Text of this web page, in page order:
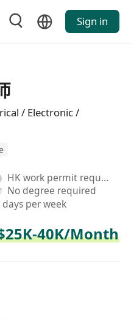
Sign in
/ Electronic /
HK work permit required
No degree required
per week
40K/Month